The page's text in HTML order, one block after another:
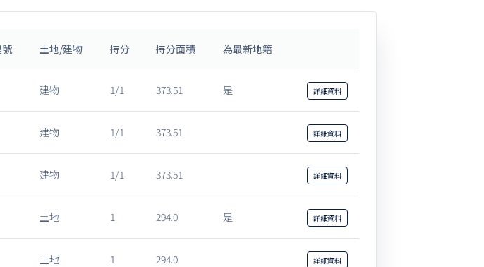
土地/建物 持分 持分面積 為最新地籍
建物 1/1 373.51 是 詳細資料
建物 1/1 373.51 詳細資料
建物 1/1 373.51 詳細資料
土地 1 294.0 是 詳細資料
土地 1 294.0 詳細資料